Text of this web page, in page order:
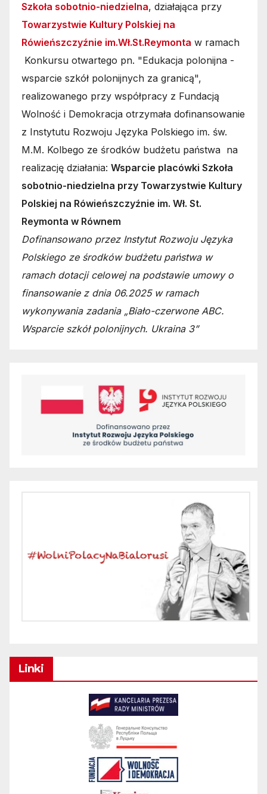
Szkoła sobotnio-niedzielna, działająca przy
Towarzystwie Kultury Polskiej na
Rówieńszczyźnie im.Wł.St.Reymonta w ramach
Konkursu otwartego pn. "Edukacja polonijna -
wsparcie szkół polonijnych za granicą",
realizowanego przy współpracy z Fundacją
Wolność i Demokracja otrzymała dofinansowanie
z Instytutu Rozwoju Języka Polskiego im. św.
M.M. Kolbego ze środków budżetu państwa na
realizację działania: Wsparcie placówki Szkoła
sobotnio-niedzielna przy Towarzystwie Kultury
Polskiej na Rówieńszczyźnie im. Wł. St.
Reymonta w Równem
Dofinansowano przez Instytut Rozwoju Języka
Polskiego ze środków budżetu państwa w
ramach dotacji celowej na podstawie umowy o
finansowanie z dnia 06.2025 w ramach
wykonywania zadania „Biało-czerwone ABC.
Wsparcie szkół polonijnych. Ukraina 3”
Linki